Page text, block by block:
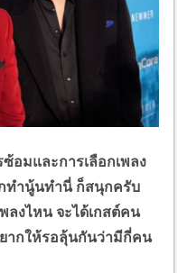
มและการเลือกเพลง
ทำนู้นทำนี่ ก็สนุกครับ
ลงไหน จะได้เกสต์คน
ากให้รอลุ้นกันว่ามีกี่คน